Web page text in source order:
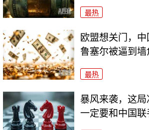
最热
欧盟想关门，
鲁塞尔被逼到墙
最热
暴风来袭，这
一定要和中国联